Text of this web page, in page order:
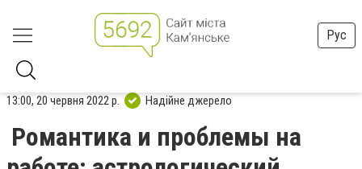
Рус
13:00, 20 червня 2022 р. Надійне джерело
Романтика и проблемы на